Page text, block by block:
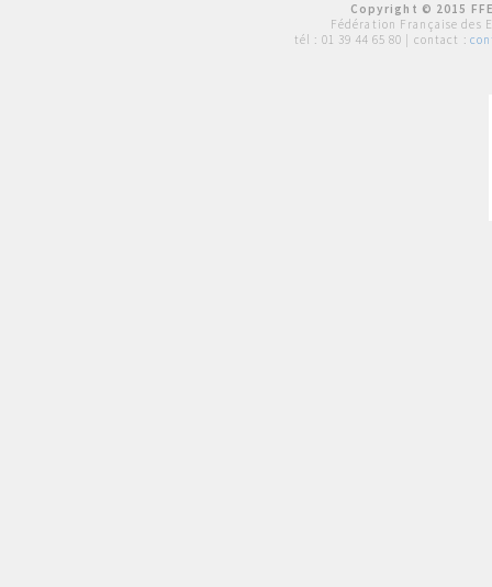
Copyright © 2015
Fédération Française des
tél : 01 39 44 65 80 | contact :